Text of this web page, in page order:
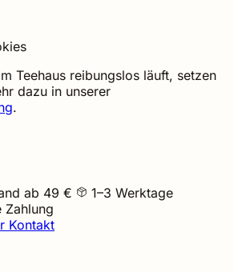
Teehaus reibungslos läuft, setzen
dazu in unserer
.
ab 49 €
1–3 Werktage
Zahlung
Kontakt